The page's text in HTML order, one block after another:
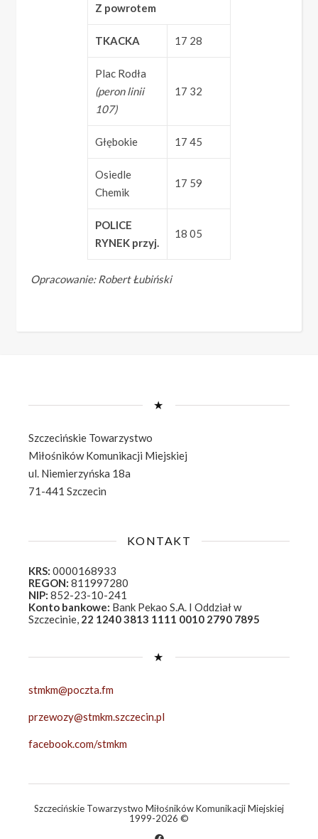
Z powrotem
TKACKA 17 28
Plac Rodła
(peron linii
107)
17 32
Głębokie 17 45
Osiedle
Chemik
17 59
POLICE
RYNEK przyj.
18 05
Opracowanie: Robert Łubiński
★
Szczecińskie Towarzystwo
Miłośników Komunikacji Miejskiej
ul. Niemierzyńska 18a
71-441 Szczecin
KONTAKT
KRS: 0000168933
REGON: 811997280
NIP: 852-23-10-241
Konto bankowe: Bank Pekao S.A. I Oddział w
Szczecinie, 22 1240 3813 1111 0010 2790 7895
★
stmkm@poczta.fm
przewozy@stmkm.szczecin.pl
facebook.com/stmkm
Szczecińskie Towarzystwo Miłośników Komunikacji Miejskiej
1999-2026 ©